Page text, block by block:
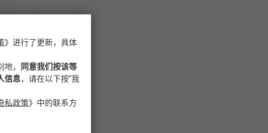
》 进行了更新，具体
，
同意我们按该等
信息，请在以下按“我
私政策》 中的联系方